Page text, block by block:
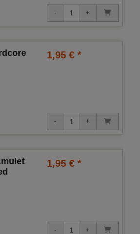
1,95 € *
1,95 € *